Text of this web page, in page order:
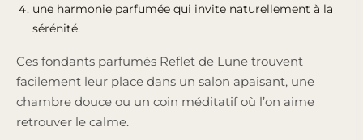
une harmonie parfumée qui invite naturellement à la
sérénité.
Ces fondants parfumés Reflet de Lune trouvent
facilement leur place dans un salon apaisant, une
chambre douce ou un coin méditatif où l’on aime
retrouver le calme.